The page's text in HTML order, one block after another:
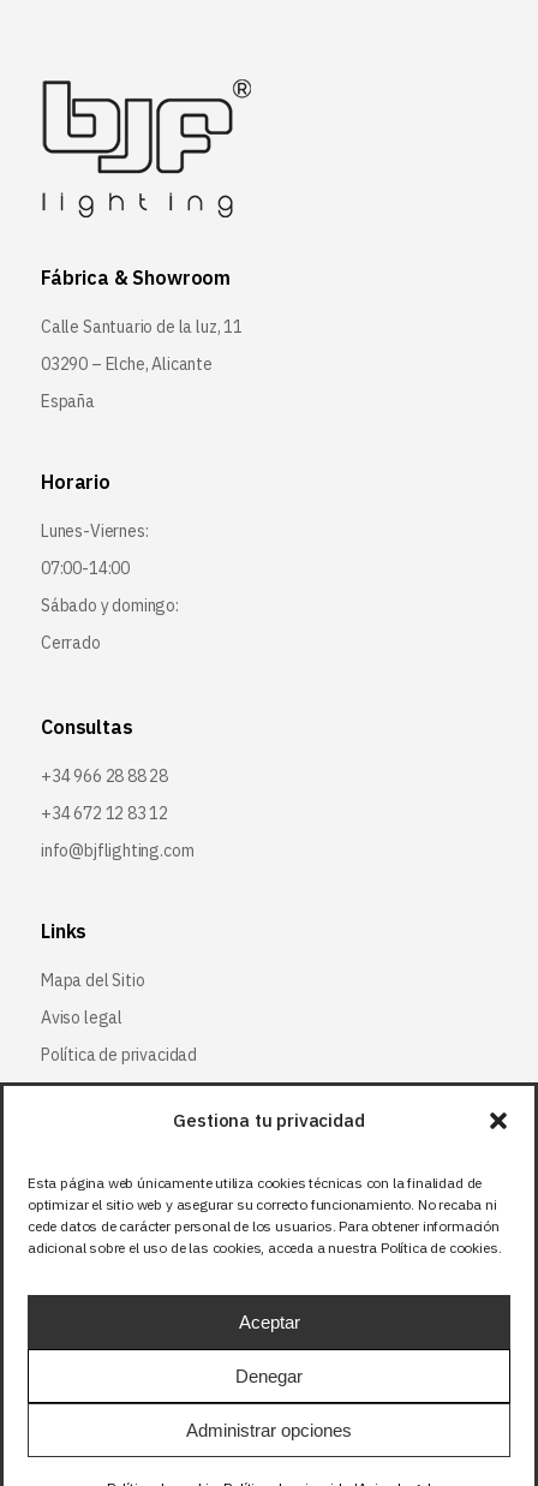
Gestiona tu privacidad
Esta página web únicamente utiliza cookies técnicas con la finalidad de
optimizar el sitio web y asegurar su correcto funcionamiento. No recaba ni
cede datos de carácter personal de los usuarios. Para obtener información
adicional sobre el uso de las cookies, acceda a nuestra Política de cookies.
Aceptar
Denegar
Administrar opciones
Fábrica & Showroom
Calle Santuario de la luz, 11
03290 – Elche, Alicante
España
Horario
Lunes-Viernes:
07:00-14:00
Sábado y domingo:
Cerrado
Consultas
+34 966 28 88 28
+34 672 12 83 12
info@bjflighting.com
Links
Mapa del Sitio
Aviso legal
Política de privacidad
Política de cookies
Síguenos
Facebook
X (Twitter)
Instagram
Precios sin IVA (21%). Tasa RAEE incluida en
aquellos productos que corresponda.